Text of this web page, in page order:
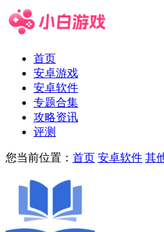
首页
安卓游戏
安卓软件
专题合集
攻略资讯
评测
您当前位置： 首页 安卓软件 其